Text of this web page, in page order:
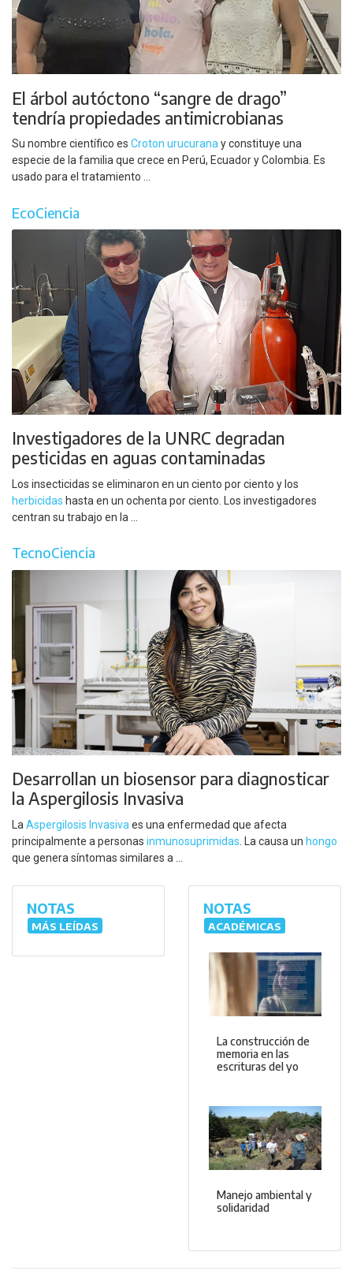
El árbol autóctono “sangre de drago”
tendría propiedades antimicrobianas
Su nombre científico es Croton urucurana y constituye una
especie de la familia que crece en Perú, Ecuador y Colombia. Es
usado para el tratamiento ...
EcoCiencia
Investigadores de la UNRC degradan
pesticidas en aguas contaminadas
Los insecticidas se eliminaron en un ciento por ciento y los
herbicidas hasta en un ochenta por ciento. Los investigadores
centran su trabajo en la ...
TecnoCiencia
Desarrollan un biosensor para diagnosticar
la Aspergilosis Invasiva
La Aspergilosis Invasiva es una enfermedad que afecta
principalmente a personas inmunosuprimidas . La causa un hongo
que genera síntomas similares a ...
NOTAS
MÁS LEÍDAS
NOTAS
ACADÉMICAS
La construcción de
memoria en las
escrituras del yo
Manejo ambiental y
solidaridad